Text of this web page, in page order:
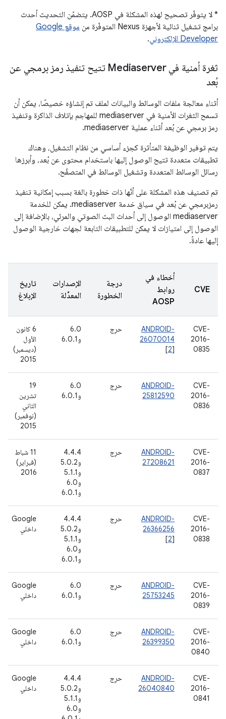
* لا يتوفّر تصحيح لهذه المشكلة في AOSP. يتضمّن التحديث أحدث
برامج تشغيل ثنائية لأجهزة Nexus المتوفّرة من
موقع Google
Developer الإلكتروني
.
ثغرة أمنية في Mediaserver تتيح تنفيذ رمز برمجي عن
بُعد
أثناء معالجة ملفات الوسائط والبيانات لملف تم إنشاؤه خصيصًا، يمكن أن
تسمح الثغرات الأمنية في mediaserver للمهاجم بإتلاف الذاكرة وتنفيذ
رمز برمجي عن بُعد أثناء عملية mediaserver.
يتم توفير الوظيفة المتأثرة كجزء أساسي من نظام التشغيل، وهناك
تطبيقات متعددة تتيح الوصول إليها باستخدام محتوى عن بُعد، وأبرزها
رسائل الوسائط المتعددة وتشغيل الوسائط في المتصفّح.
تم تصنيف هذه المشكلة على أنّها ذات خطورة بالغة بسبب إمكانية تنفيذ
رمزبرمجي عن بُعد في سياق خدمة mediaserver. يمكن للخدمة
mediaserver الوصول إلى أحداث البث الصوتي والمرئي، بالإضافة إلى
الوصول إلى امتيازات لا يمكن للتطبيقات التابعة لجهات خارجية الوصول
إليها عادةً.
CVE
أخطاء في
روابط
AOSP
درجة
الخطورة
الإصدارات
المعدَّلة
تاريخ
الإبلاغ
CVE-
2016-
0835
ANDROID-
26070014
[2]
حرِج
6.0
و6.0.1
6 كانون
الأول
(ديسمبر)
2015
CVE-
2016-
0836
ANDROID-
25812590
حرِج
6.0
و6.0.1
19
تشرين
الثاني
(نوفمبر)
2015
CVE-
2016-
0837
ANDROID-
27208621
حرِج
4.4.4
و5.0.2
و5.1.1
و6.0
و6.0.1
11 شباط
(فبراير)
2016
CVE-
2016-
0838
ANDROID-
26366256
[2]
حرِج
4.4.4
و5.0.2
و5.1.1
و6.0
و6.0.1
Google
داخلي
CVE-
2016-
0839
ANDROID-
25753245
حرِج
6.0
و6.0.1
Google
داخلي
CVE-
2016-
0840
ANDROID-
26399350
حرِج
6.0
و6.0.1
Google
داخلي
CVE-
2016-
0841
ANDROID-
26040840
حرِج
4.4.4
و5.0.2
و5.1.1
و6.0
Google
داخلي